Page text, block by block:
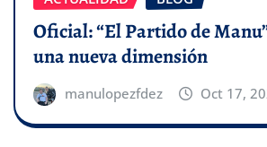
Oficial: “El Partido de
una nueva dimensión
manulopezfdez Oct 17,